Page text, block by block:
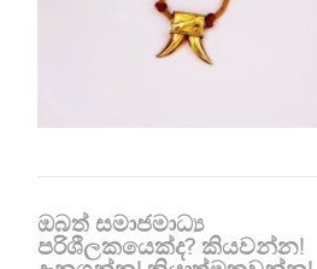
ඔබත් සමාජමාධ්‍ය
පරිශීලකයෙක්ද? කියවන්න!